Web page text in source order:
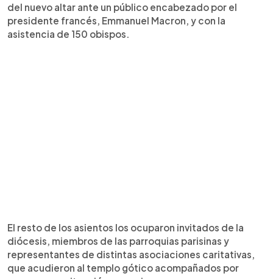
del nuevo altar ante un público encabezado por el
presidente francés, Emmanuel Macron, y con la
asistencia de 150 obispos.
El resto de los asientos los ocuparon invitados de la
diócesis, miembros de las parroquias parisinas y
representantes de distintas asociaciones caritativas,
que acudieron al templo gótico acompañados por